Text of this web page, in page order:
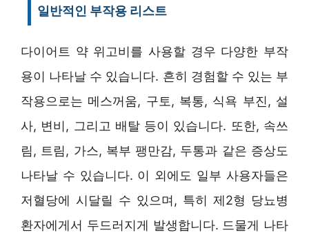
일반적인 부작용 리스트
다이어트 약 위고비를 사용할 경우 다양한 부작
용이 나타날 수 있습니다. 흔히 경험할 수 있는 부
작용으로는 메스꺼움, 구토, 복통, 식욕 부진, 설
사, 변비, 그리고 배탈 등이 있습니다. 또한, 속쓰
림, 트림, 가스, 복부 팽만감, 두통과 같은 증상도
나타날 수 있습니다. 이 외에도 일부 사용자들은
저혈당에 시달릴 수 있으며, 특히 제2형 당뇨병
환자에게서 두드러지게 발생합니다. 드물게 나타